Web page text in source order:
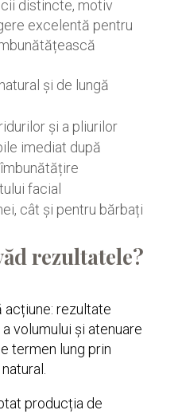
distincte, motiv
excelentă pentru
și de lungă
și a pliurilor
imediat după
facial
cât și pentru bărbați
rezultatele?
acțiune: rezultate
volumului și atenuare
termen lung prin
producția de